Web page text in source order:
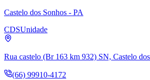
Castelo dos Sonhos - PA
CDSUnidade
Rua castelo (Br 163 km 932) SN, Castelo
(66) 99910-4172